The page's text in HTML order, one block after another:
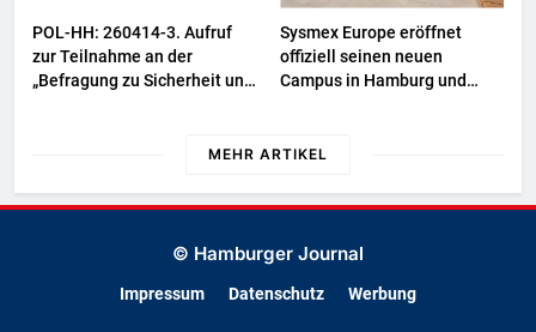
POL-HH: 260414-3. Aufruf
zur Teilnahme an der
„Befragung zu Sicherheit und
Sysmex Europe eröffnet
offiziell seinen neuen
Campus in Hamburg und
Arbeitsumgebungen
MEHR ARTIKEL
© Hamburger Journal
Impressum Datenschutz Werbung